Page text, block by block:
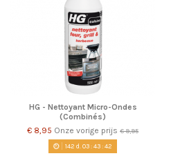
HG - Nettoyant Micro-Ondes
(Combinés)
€ 8,95 Onze vorige prijs € 9,95
142 d. 03:43:42